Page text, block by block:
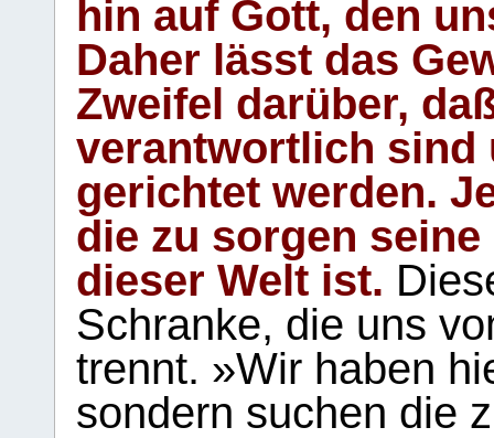
hin auf Gott, den
Daher lässt das
Zweifel darüber,
verantwortlich sind
gerichtet werden.
die zu sorgen
dieser Welt ist.
Schranke, die uns
trennt. »Wir haben
sondern suchen die